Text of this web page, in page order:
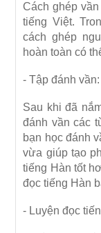
Cách ghép
tiếng Việt.
cách ghép
hoàn toàn có
- Tập đánh vần:
Sau khi đã
đánh vần các
bạn học đánh
vừa giúp tạo
tiếng Hàn tốt
đọc tiếng Hàn
- Luyện đọc